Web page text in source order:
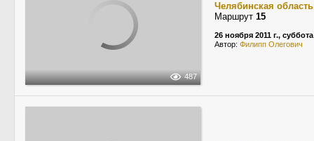
487
Челябинская область
Маршрут 15
26 ноября 2011 г., суббота
Автор: Филипп Олегович